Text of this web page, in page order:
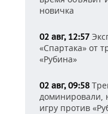
новичка
02 авг, 12:57
«Спартака» от
«Рубина»
02 авг, 09:58
доминировали,
игру против